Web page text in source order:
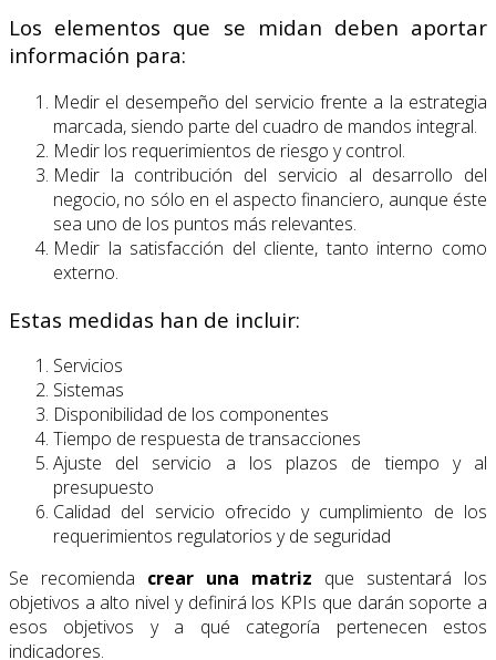
Los elementos que se midan deben aportar
información para:
Medir el desempeño del servicio frente a la estrategia
marcada, siendo parte del cuadro de mandos integral.
Medir los requerimientos de riesgo y control.
Medir la contribución del servicio al desarrollo del
negocio, no sólo en el aspecto financiero, aunque éste
sea uno de los puntos más relevantes.
Medir la satisfacción del cliente, tanto interno como
externo.
Estas medidas han de incluir:
Servicios
Sistemas
Disponibilidad de los componentes
Tiempo de respuesta de transacciones
Ajuste del servicio a los plazos de tiempo y al
presupuesto
Calidad del servicio ofrecido y cumplimiento de los
requerimientos regulatorios y de seguridad
Se recomienda crear una matriz que sustentará los
objetivos a alto nivel y definirá los KPIs que darán soporte a
esos objetivos y a qué categoría pertenecen estos
indicadores.